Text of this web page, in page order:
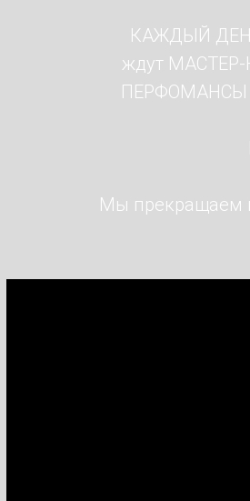
КАЖДЫЙ
ждут
ПЕРФОМАНСЫ
Мы прекращаем